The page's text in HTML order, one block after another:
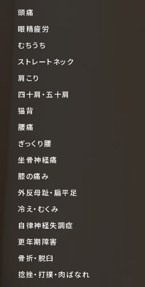
頭痛
眼精疲労
むちうち
ストレートネック
肩こり
四十肩・五十肩
猫背
腰痛
ぎっくり腰
坐骨神経痛
膝の痛み
外反母趾・扁平足
冷え・むくみ
自律神経失調症
更年期障害
骨折・脱臼
捻挫・打撲・肉ばなれ